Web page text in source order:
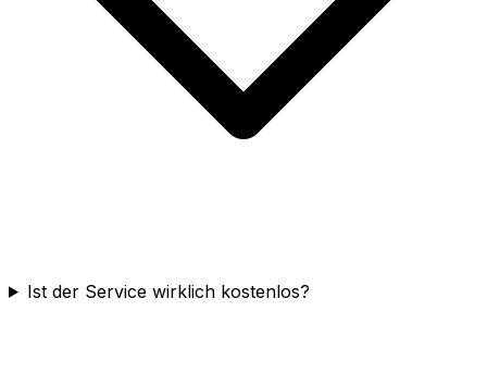
Ist der Service wirklich kostenlos?